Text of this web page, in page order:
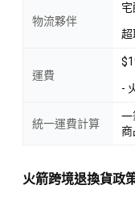
物流夥伴
超
運費
-
統一運費計算
一
商
火箭跨境退換貨政